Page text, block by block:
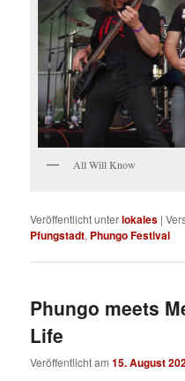
All Will Know
Veröffentlicht unterlokales |
Pfungstadt, Phungo Festival
Phungo meets
Life
Veröffentlicht am15. August